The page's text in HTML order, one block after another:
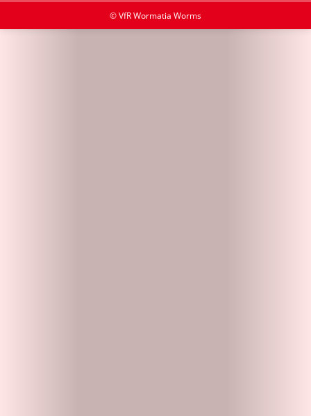
© VfR Wormatia Worms